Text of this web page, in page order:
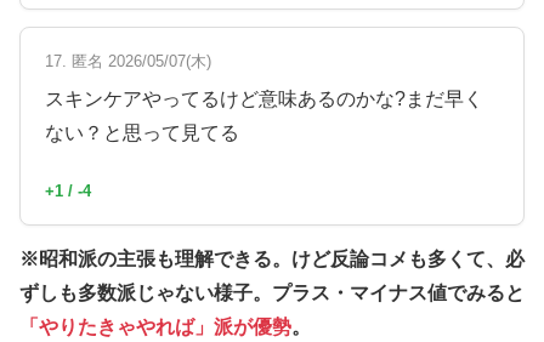
17. 匿名 2026/05/07(木)
スキンケアやってるけど意味あるのかな?まだ早く
ない？と思って見てる
+1 / -4
※昭和派の主張も理解できる。けど反論コメも多くて、必
ずしも多数派じゃない様子。プラス・マイナス値でみると
「やりたきゃやれば」派が優勢。